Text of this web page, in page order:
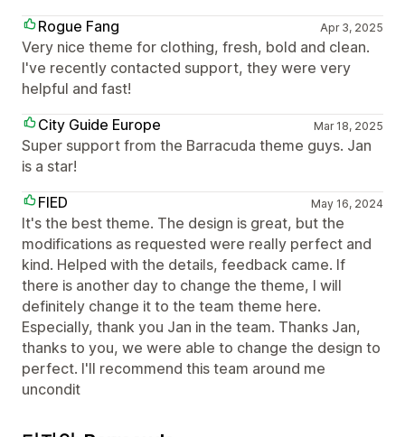
Rogue Fang Apr 3, 2025
Very nice theme for clothing, fresh, bold and clean.
I've recently contacted support, they were very
helpful and fast!
City Guide Europe
Mar 18, 2025
Super support from the Barracuda theme guys. Jan
is a star!
FIED
May 16, 2024
It's the best theme. The design is great, but the
modifications as requested were really perfect and
kind. Helped with the details, feedback came. If
there is another day to change the theme, I will
definitely change it to the team theme here.
Especially, thank you Jan in the team. Thanks Jan,
thanks to you, we were able to change the design to
perfect. I'll recommend this team around me
uncondit